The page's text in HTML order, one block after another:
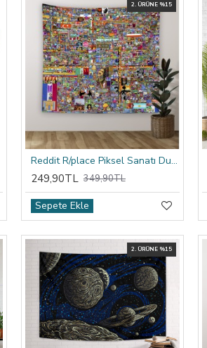
2. ÜRÜNE %15
Reddit R/place Piksel Sanatı Duvar Örtüsü
249,90TL 349,90TL
Sepete Ekle
2. ÜRÜNE %15